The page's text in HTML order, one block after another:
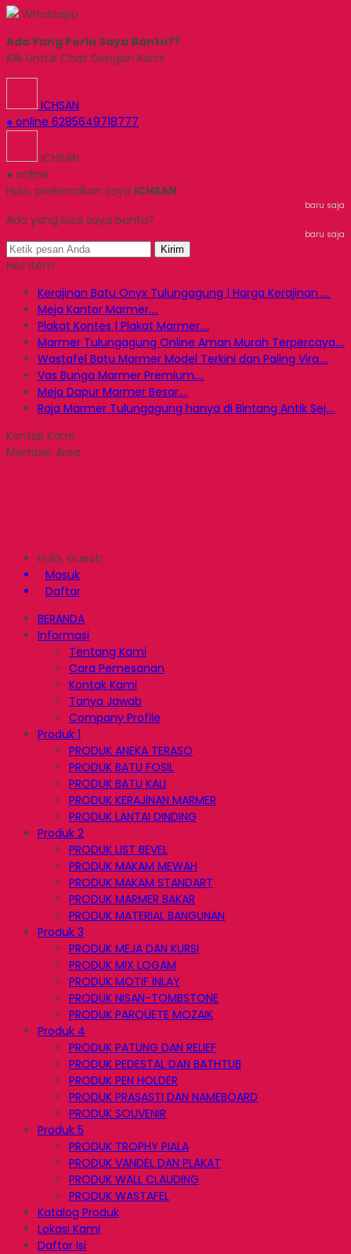
Whatsapp
Ada Yang Perlu Saya Bantu??
Klik Untuk Chat Dengan Kami
ICHSAN
● online 6285649718777
ICHSAN
● online
Halo, perkenalkan saya ICHSAN
baru saja
Ada yang bisa saya bantu?
baru saja
Kirim
Hot Item
Kerajinan Batu Onyx Tulungagung | Harga Kerajinan ....
Meja Kantor Marmer....
Plakat Kontes | Plakat Marmer....
Marmer Tulungagung Online Aman Murah Terpercaya....
Wastafel Batu Marmer Model Terkini dan Paling Vira....
Vas Bunga Marmer Premium....
Meja Dapur Marmer Besar....
Raja Marmer Tulungagung hanya di Bintang Antik Sej....
Kontak Kami
Member Area
Halo, Guest!
Masuk
Daftar
BERANDA
Informasi
Tentang Kami
Cara Pemesanan
Kontak Kami
Tanya Jawab
Company Profile
Produk 1
PRODUK ANEKA TERASO
PRODUK BATU FOSIL
PRODUK BATU KALI
PRODUK KERAJINAN MARMER
PRODUK LANTAI DINDING
Produk 2
PRODUK LIST BEVEL
PRODUK MAKAM MEWAH
PRODUK MAKAM STANDART
PRODUK MARMER BAKAR
PRODUK MATERIAL BANGUNAN
Produk 3
PRODUK MEJA DAN KURSI
PRODUK MIX LOGAM
PRODUK MOTIF INLAY
PRODUK NISAN-TOMBSTONE
PRODUK PARQUETE MOZAIK
Produk 4
PRODUK PATUNG DAN RELIEF
PRODUK PEDESTAL DAN BATHTUB
PRODUK PEN HOLDER
PRODUK PRASASTI DAN NAMEBOARD
PRODUK SOUVENIR
Produk 5
PRODUK TROPHY PIALA
PRODUK VANDEL DAN PLAKAT
PRODUK WALL CLAUDING
PRODUK WASTAFEL
Katalog Produk
Lokasi Kami
Daftar Isi